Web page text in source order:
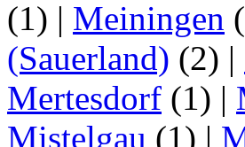
(1) | Meiningen
(Sauerland) (2) |
Mertesdorf (1) |
Mistelgau (1) |